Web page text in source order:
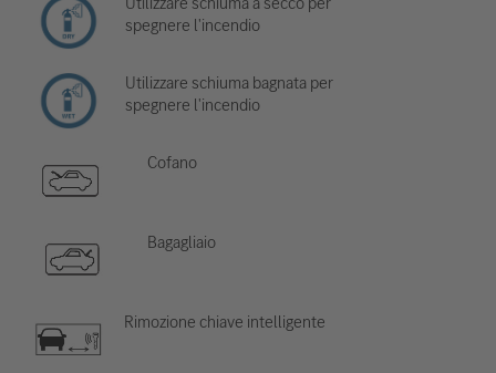
spegnere l'incendio
Utilizzare schiuma bagnata per
spegnere l'incendio
Cofano
Bagagliaio
Rimozione chiave intelligente